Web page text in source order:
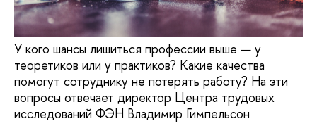
У кого шансы лишиться профессии выше — у
теоретиков или у практиков? Какие качества
помогут сотруднику не потерять работу? На эти
вопросы отвечает директор Центра трудовых
исследований ФЭН Владимир Гимпельсон